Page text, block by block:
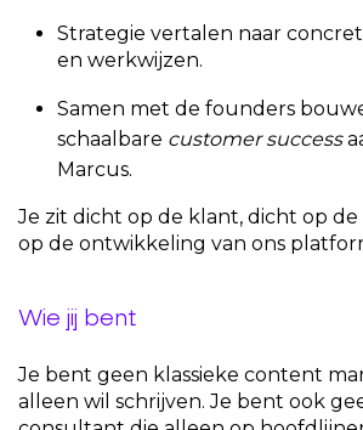
Strategie vertalen naar
en werkwijzen.
Samen met de founders
schaalbare customer success
Marcus.
Je zit dicht op de klant, dicht op
op de ontwikkeling van ons
Wie jij bent
Je bent geen klassieke content
alleen wil schrijven. Je bent ook